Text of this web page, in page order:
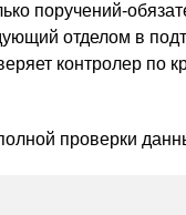
поручений-
отделом в
контролер по
проверки